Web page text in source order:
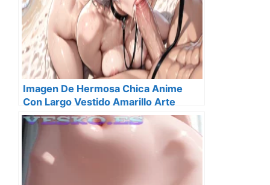
Imagen De Hermosa Chica Anime
Con Largo Vestido Amarillo Arte
Kawaii Y Elegante